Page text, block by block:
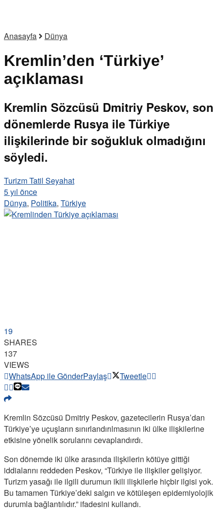
Anasayfa Dünya
Kremlin’den ‘Türkiye’
açıklaması
Kremlin Sözcüsü Dmitriy Peskov, son
dönemlerde Rusya ile Türkiye
ilişkilerinde bir soğukluk olmadığını
söyledi.
Turizm Tatil Seyahat
5 yıl önce
Dünya, Politika, Türkiye
19
SHARES
137
VIEWS
WhatsApp ile GönderPaylaş Tweetle
Kremlin Sözcüsü Dmitriy Peskov, gazetecilerin Rusya’dan
Türkiye’ye uçuşların sınırlandırılmasının iki ülke ilişkilerine
etkisine yönelik sorularını cevaplandırdı.
Son dönemde iki ülke arasında ilişkilerin kötüye gittiği
iddialarını reddeden Peskov, “Türkiye ile ilişkiler gelişiyor.
Turizm yasağı ile ilgili durumun ikili ilişkilerle hiçbir ilgisi yok.
Bu tamamen Türkiye’deki salgın ve kötüleşen epidemiyolojik
durumla bağlantılıdır.” ifadesini kullandı.